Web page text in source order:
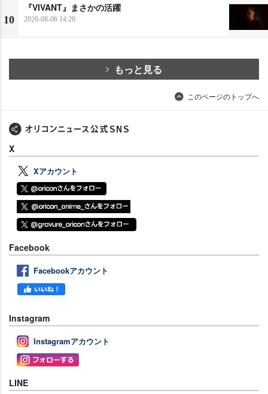
10
『VIVANT』まさかの活躍
2026-08-06 14:20
もっと見る
このページのトップへ
X
Xアカウント
Facebook
Facebookアカウント
Instagram
Instagramアカウント
LINE